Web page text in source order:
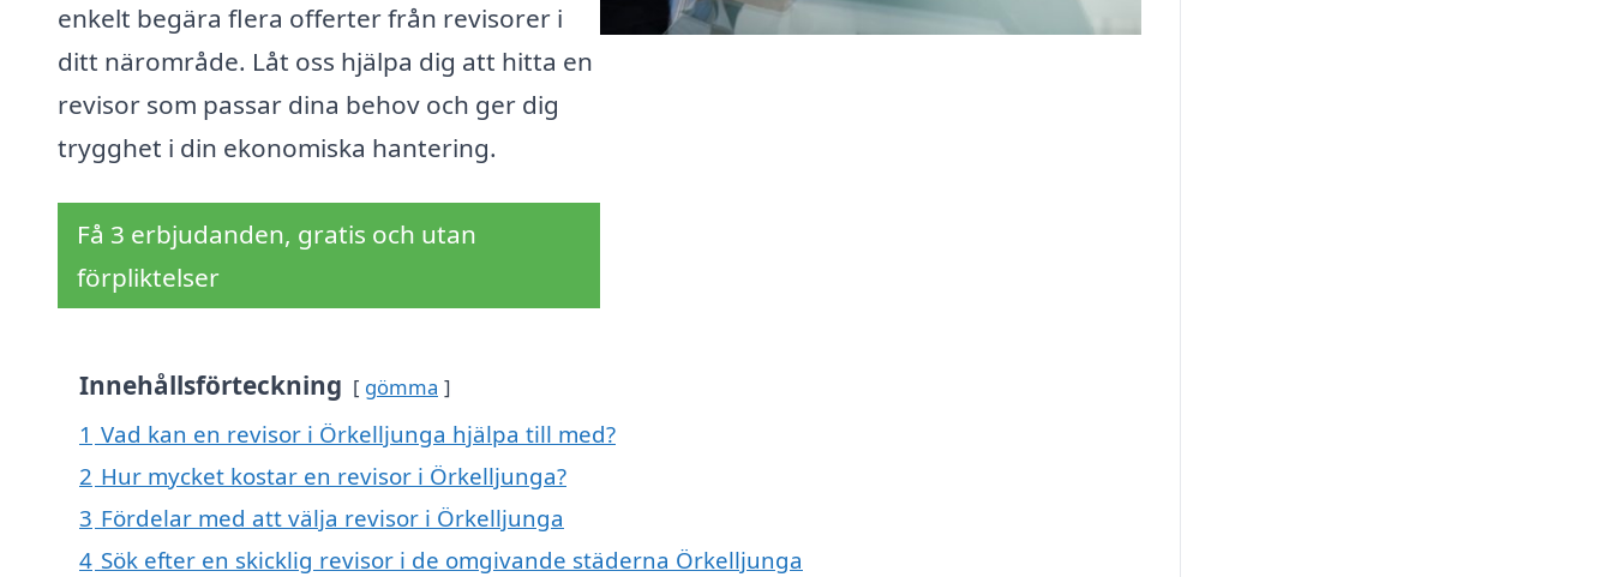
enkelt begära flera offerter från revisorer i
ditt närområde. Låt oss hjälpa dig att hitta en
revisor som passar dina behov och ger dig
trygghet i din ekonomiska hantering.
Få 3 erbjudanden, gratis och utan
förpliktelser
Innehållsförteckning gömma
1 Vad kan en revisor i Örkelljunga hjälpa till med?
2 Hur mycket kostar en revisor i Örkelljunga?
3 Fördelar med att välja revisor i Örkelljunga
4 Sök efter en skicklig revisor i de omgivande städerna Örkelljunga